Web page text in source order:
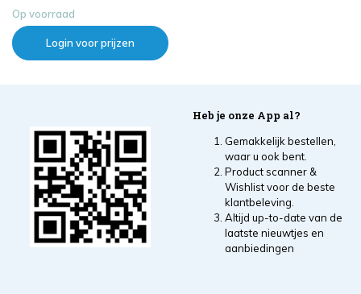
Op voorraad
Login voor prijzen
Heb je onze App al?
Gemakkelijk bestellen,
waar u ook bent.
Product scanner &
Wishlist voor de beste
klantbeleving.
Altijd up-to-date van de
laatste nieuwtjes en
aanbiedingen